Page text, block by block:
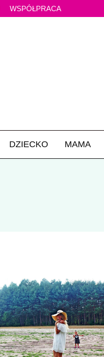
WSPÓŁPRACA
DZIECKO MAMA